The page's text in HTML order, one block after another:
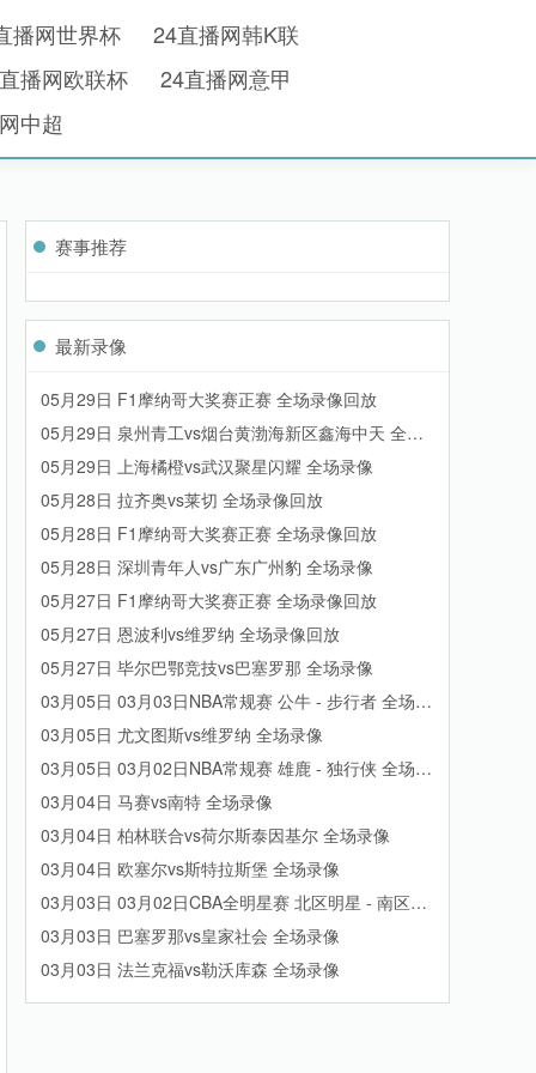
播网世界杯
24直播网韩K联
播网欧联杯
24直播网意甲
中超
赛事推荐
最新录像
05月29日 F1摩纳哥大奖赛正赛 全场录像回放
05月29日 泉州青工vs烟台黄渤海新区鑫海中天 全场
录像
05月29日 上海橘橙vs武汉聚星闪耀 全场录像
05月28日 拉齐奥vs莱切 全场录像回放
05月28日 F1摩纳哥大奖赛正赛 全场录像回放
05月28日 深圳青年人vs广东广州豹 全场录像
05月27日 F1摩纳哥大奖赛正赛 全场录像回放
05月27日 恩波利vs维罗纳 全场录像回放
05月27日 毕尔巴鄂竞技vs巴塞罗那 全场录像
03月05日 03月03日NBA常规赛 公牛 - 步行者 全场录
像
03月05日 尤文图斯vs维罗纳 全场录像
03月05日 03月02日NBA常规赛 雄鹿 - 独行侠 全场录
像
03月04日 马赛vs南特 全场录像
03月04日 柏林联合vs荷尔斯泰因基尔 全场录像
03月04日 欧塞尔vs斯特拉斯堡 全场录像
03月03日 03月02日CBA全明星赛 北区明星 - 南区明
星 全场录像
03月03日 巴塞罗那vs皇家社会 全场录像
03月03日 法兰克福vs勒沃库森 全场录像
03月02日 梅州客家vs河南 全场录像